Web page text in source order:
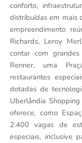
conforto,
distribuídas em mais
empreendimento
Richards, Leroy
contar com
Renner, uma
restaurantes
dotadas de
Uberlândia
oferece, como
2.400 vagas de
especiais, inclusive